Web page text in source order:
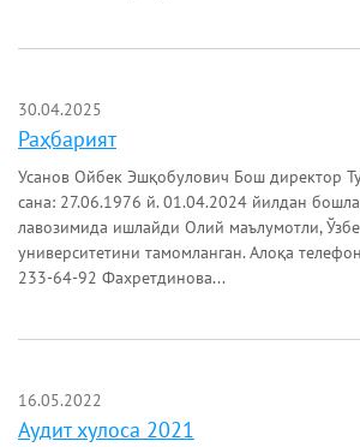
30.04.2025
Раҳбарият
Усанов Ойбек Эшқобулович Бош директор
сана: 27.06.1976 й. 01.04.2024 йилдан
лавозимида ишлайди Олий маълумотли,
университетини тамомланган. Алоқа
233-64-92 Фахретдинова...
16.05.2022
Аудит хулоса 2021